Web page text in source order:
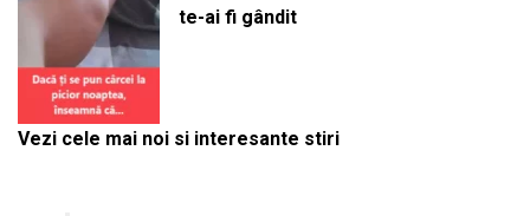
te-ai fi gândit
Vezi cele mai noi si interesante stiri